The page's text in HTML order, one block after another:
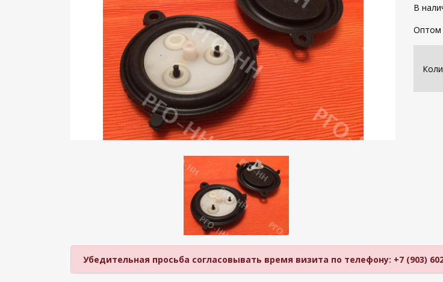
В
Оптом
Убедительная просьба согласовывать время визита по телефону: +7 (903)